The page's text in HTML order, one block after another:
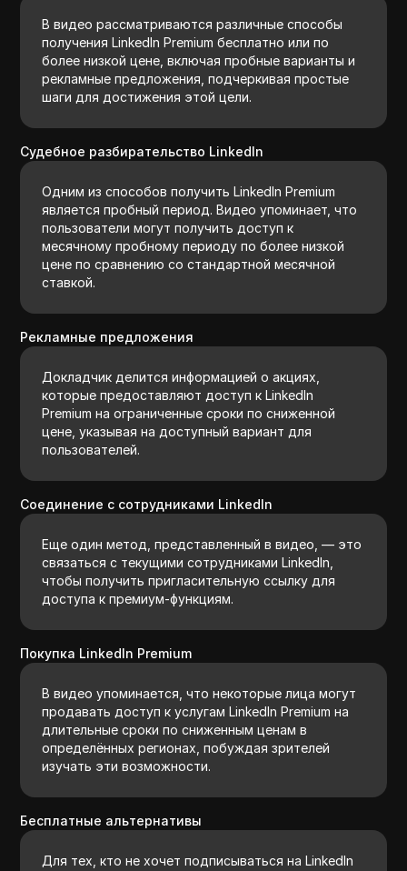
В видео рассматриваются различные способы
получения LinkedIn Premium бесплатно или по
более низкой цене, включая пробные варианты и
рекламные предложения, подчеркивая простые
шаги для достижения этой цели.
Судебное разбирательство LinkedIn
Одним из способов получить LinkedIn Premium
является пробный период. Видео упоминает, что
пользователи могут получить доступ к
месячному пробному периоду по более низкой
цене по сравнению со стандартной месячной
ставкой.
Рекламные предложения
Докладчик делится информацией о акциях,
которые предоставляют доступ к LinkedIn
Premium на ограниченные сроки по сниженной
цене, указывая на доступный вариант для
пользователей.
Соединение с сотрудниками LinkedIn
Еще один метод, представленный в видео, — это
связаться с текущими сотрудниками LinkedIn,
чтобы получить пригласительную ссылку для
доступа к премиум-функциям.
Покупка LinkedIn Premium
В видео упоминается, что некоторые лица могут
продавать доступ к услугам LinkedIn Premium на
длительные сроки по сниженным ценам в
определённых регионах, побуждая зрителей
изучать эти возможности.
Бесплатные альтернативы
Для тех, кто не хочет подписываться на LinkedIn